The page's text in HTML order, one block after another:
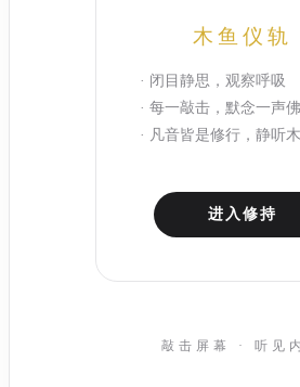
木鱼仪轨
· 闭目静思，观察呼吸
· 每一敲击，默念一声
· 凡音皆是修行，静听
进入修持
敲击屏幕 · 听见